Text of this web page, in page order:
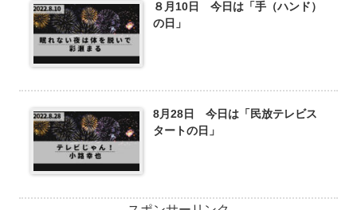
８月10日 今日は「手（ハンド）
の日」
8月28日 今日は「民放テレビス
タートの日」